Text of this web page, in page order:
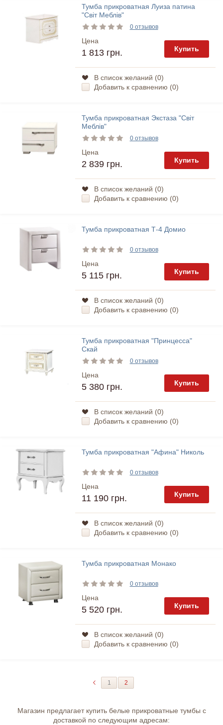
Тумба прикроватная Луиза патина
"Світ Меблів"
0 отзывов
Цена
1 813 грн. Купить
В список желаний (0)
Добавить к сравнению (0)
Тумба прикроватная Экстаза "Світ
Меблів"
0 отзывов
Цена
2 839 грн. Купить
В список желаний (0)
Добавить к сравнению (0)
Тумба прикроватная Т-4 Домио
0 отзывов
Цена
5 115 грн. Купить
В список желаний (0)
Добавить к сравнению (0)
Тумба прикроватная "Принцесса"
Скай
0 отзывов
Цена
5 380 грн. Купить
В список желаний (0)
Добавить к сравнению (0)
Тумба прикроватная "Афина" Николь
0 отзывов
Цена
11 190 грн. Купить
В список желаний (0)
Добавить к сравнению (0)
Тумба прикроватная Монако
0 отзывов
Цена
5 520 грн. Купить
В список желаний (0)
Добавить к сравнению (0)
1 2
Магазин предлагает купить белые прикроватные тумбы с
доставкой по следующим адресам: